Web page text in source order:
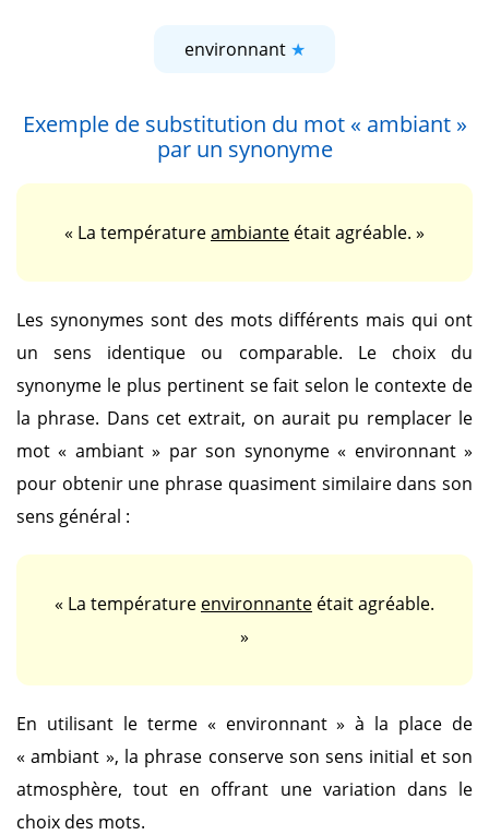
environnant
Exemple de substitution du mot « ambiant »
par un synonyme
« La températureambiante était agréable. »
Les synonymes sont des mots différents mais qui ont
un sens identique ou comparable. Le choix du
synonyme le plus pertinent se fait selon le contexte de
la phrase. Dans cet extrait, on aurait pu remplacer le
mot« ambiant » par son synonyme« environnant »
pour obtenir une phrase quasiment similaire dans son
sens général :
« La température environnante était agréable.
»
En utilisant le terme « environnant » à la place de
« ambiant », la phrase conserve son sens initial et son
atmosphère, tout en offrant une variation dans le
choix des mots.